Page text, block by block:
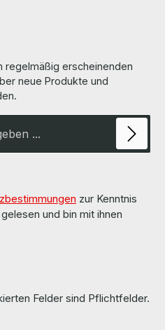
DL560 Gen9, ML310e Gen9,
Gen9, SL250s Gen9
LieferumfangDelivery /
2.5 Zoll for HP G8 G9 More
found on the pages of the
und Details finden Sie auf den
used but 100% OK!!!Alle Teile
% in Ordnung!!!
regelmäßig erscheinenden
neue Produkte und
zur Kenntnis
gelesen und bin mit ihnen
Felder sind Pflichtfelder.